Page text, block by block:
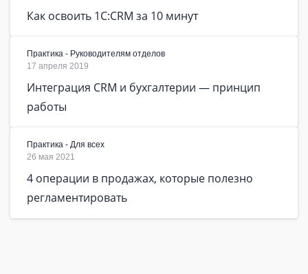
Как освоить 1C:CRM за 10 минут
Практика - Руководителям отделов
17 апреля 2019
Интеграция CRM и бухгалтерии — принцип
работы
Практика - Для всех
26 мая 2021
4 операции в продажах, которые полезно
регламентировать